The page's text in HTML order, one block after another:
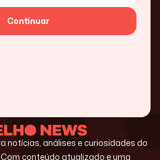
Continuar
notícias, análises e curiosidades do
conteúdo atualizado e uma